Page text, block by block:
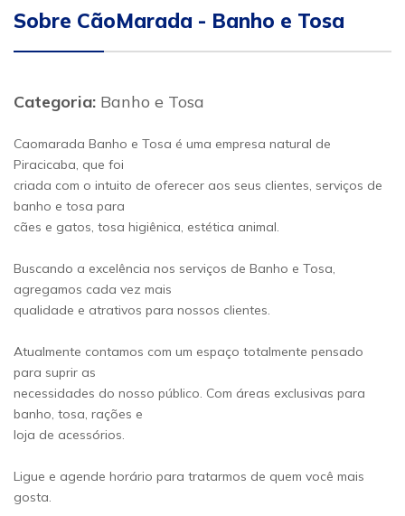
Sobre CãoMarada - Banho e Tosa
Categoria: Banho e Tosa
Caomarada Banho e Tosa é uma empresa natural de
Piracicaba, que foi
criada com o intuito de oferecer aos seus clientes, serviços de
banho e tosa para
cães e gatos, tosa higiênica, estética animal.
Buscando a excelência nos serviços de Banho e Tosa,
agregamos cada vez mais
qualidade e atrativos para nossos clientes.
Atualmente contamos com um espaço totalmente pensado
para suprir as
necessidades do nosso público. Com áreas exclusivas para
banho, tosa, rações e
loja de acessórios.
Ligue e agende horário para tratarmos de quem você mais
gosta.